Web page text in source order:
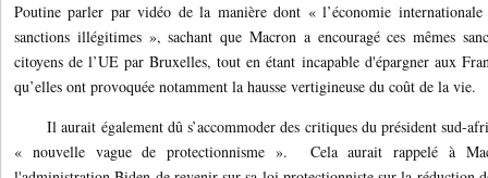
Poutine parler par vidéo de la manière dont « l’économie internationale
sanctions illégitimes », sachant que Macron a encouragé ces mêmes
citoyens de l’UE par Bruxelles, tout en étant incapable d'épargner aux
qu’elles ont provoquée notamment la hausse vertigineuse du coût de la vie.
Il aurait également dû s’accommoder des critiques du président sud-
« nouvelle vague de protectionnisme ». Cela aurait rappelé à